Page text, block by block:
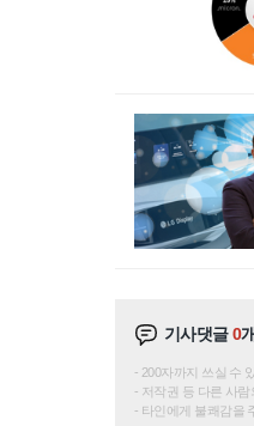
기사댓글0개
200자까지 쓰실 수
저작권 등 다른 사
타인에게 불쾌감을